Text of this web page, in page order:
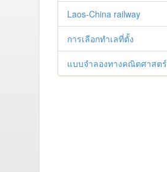
Laos-China railway
การเลือกทำเลที่ตั้ง
แบบจำลองทางคณิตศาสตร์